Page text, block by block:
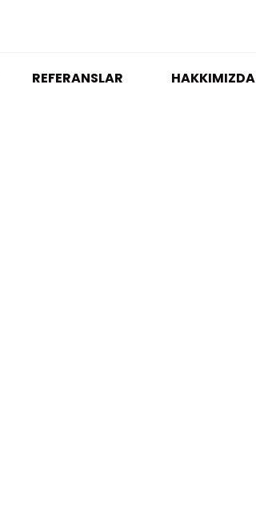
REFERANSLAR HAKKIMIZDA